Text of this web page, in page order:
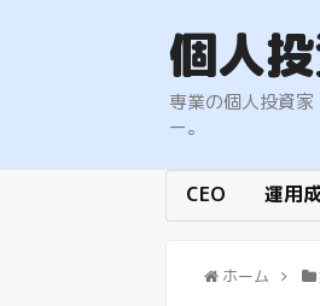
個人
専業の個人投資
ー。
CEO 運用
ホーム